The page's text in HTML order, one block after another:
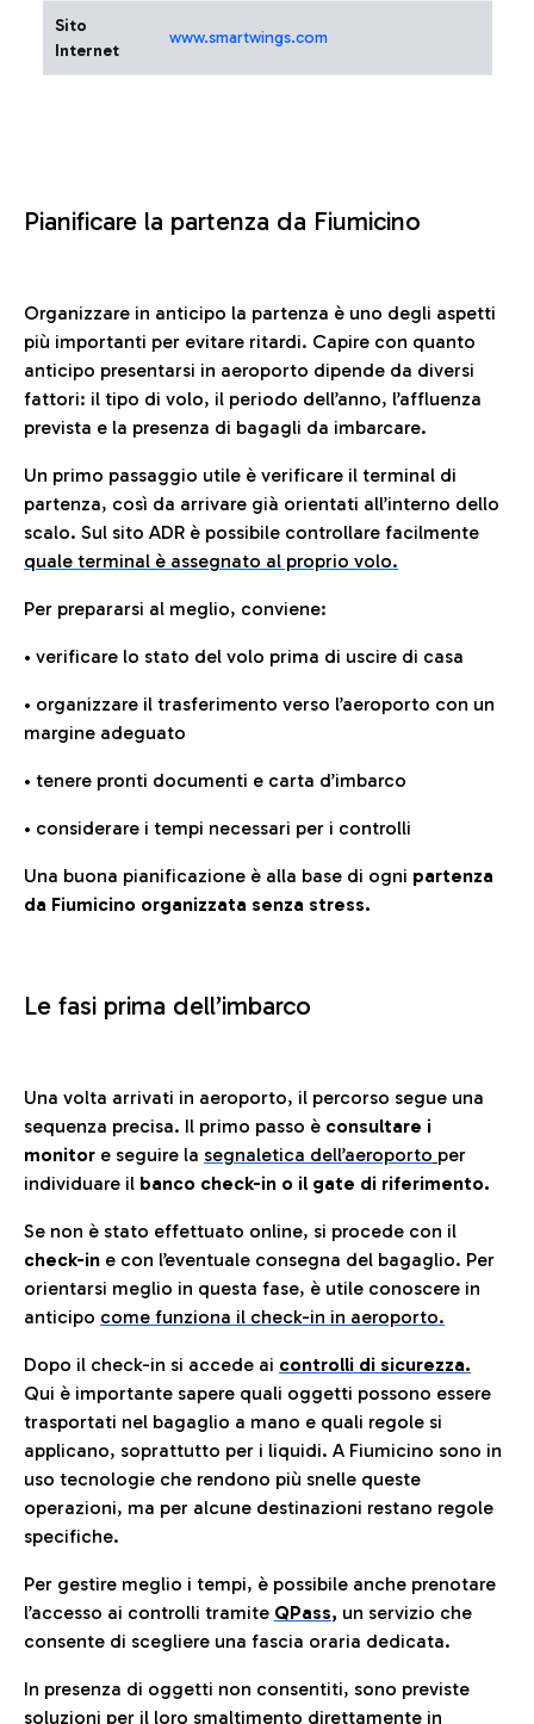
Sito
Internet
www.smartwings.com
Pianificare la partenza da Fiumicino
Organizzare in anticipo la partenza è uno degli aspetti
più importanti per evitare ritardi. Capire con quanto
anticipo presentarsi in aeroporto dipende da diversi
fattori: il tipo di volo, il periodo dell’anno, l’affluenza
prevista e la presenza di bagagli da imbarcare.
Un primo passaggio utile è verificare il terminal di
partenza, così da arrivare già orientati all’interno dello
scalo. Sul sito ADR è possibile controllare facilmente
quale terminal è assegnato al proprio volo.
Per prepararsi al meglio, conviene:
• verificare lo stato del volo prima di uscire di casa
• organizzare il trasferimento verso l’aeroporto con un
margine adeguato
• tenere pronti documenti e carta d’imbarco
• considerare i tempi necessari per i controlli
Una buona pianificazione è alla base di ogni partenza
da Fiumicino organizzata senza stress.
Le fasi prima dell’imbarco
Una volta arrivati in aeroporto, il percorso segue una
sequenza precisa. Il primo passo è consultare i
monitor e seguire la segnaletica dell’aeroporto per
individuare il banco check-in o il gate di riferimento.
Se non è stato effettuato online, si procede con il
check-in e con l’eventuale consegna del bagaglio. Per
orientarsi meglio in questa fase, è utile conoscere in
anticipo come funziona il check-in in aeroporto.
Dopo il check-in si accede ai controlli di sicurezza.
Qui è importante sapere quali oggetti possono essere
trasportati nel bagaglio a mano e quali regole si
applicano, soprattutto per i liquidi. A Fiumicino sono in
uso tecnologie che rendono più snelle queste
operazioni, ma per alcune destinazioni restano regole
specifiche.
Per gestire meglio i tempi, è possibile anche prenotare
l’accesso ai controlli tramite QPass, un servizio che
consente di scegliere una fascia oraria dedicata.
In presenza di oggetti non consentiti, sono previste
soluzioni per il loro smaltimento direttamente in